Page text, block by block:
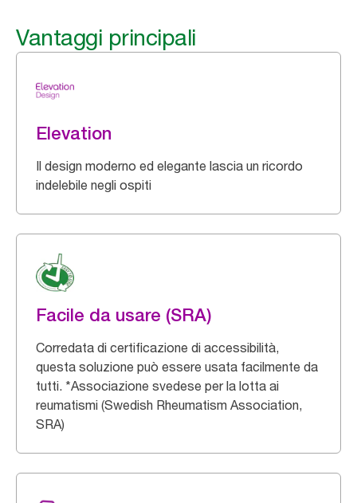
Vantaggi principali
Elevation
Il design moderno ed elegante lascia un ricordo
indelebile negli ospiti
Facile da usare (SRA)
Corredata di certificazione di accessibilità,
questa soluzione può essere usata facilmente da
tutti. *Associazione svedese per la lotta ai
reumatismi (Swedish Rheumatism Association,
SRA)